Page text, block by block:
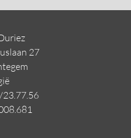
27
ë